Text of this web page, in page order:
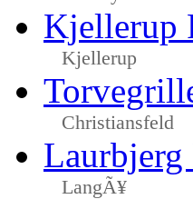
Kjellerup
Kjellerup
Christiansfeld
LangÃ¥